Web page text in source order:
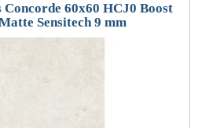
60x60 HCJ0 Boost
Sensitech 9 mm